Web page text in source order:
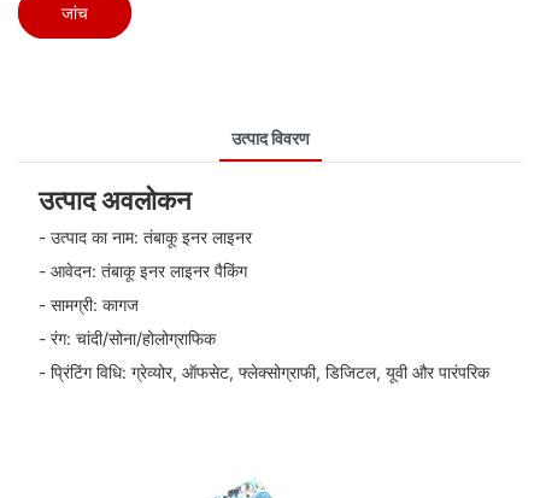
जांच
उत्पाद विवरण
उत्पाद अवलोकन
- उत्पाद का नाम: तंबाकू इनर लाइनर
- आवेदन: तंबाकू इनर लाइनर पैकिंग
- सामग्री: कागज
- रंग: चांदी/सोना/होलोग्राफिक
- प्रिंटिंग विधि: ग्रेव्योर, ऑफसेट, फ्लेक्सोग्राफी, डिजिटल, यूवी और पारंपरिक